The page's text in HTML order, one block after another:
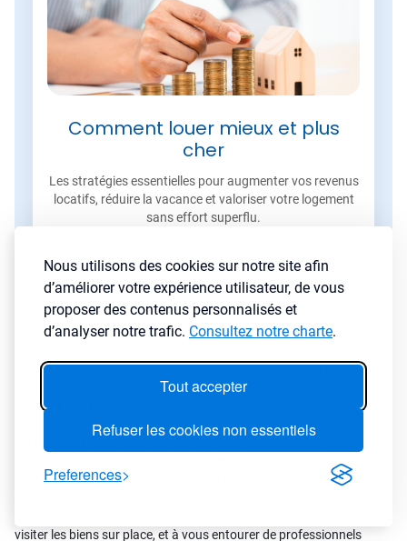
Nous utilisons des cookies sur notre site afin
d’améliorer votre expérience utilisateur, de vous
proposer des contenus personnalisés et
d’analyser notre trafic. Consultez notre charte.
Tout accepter
Refuser les cookies non essentiels
Preferences
Comment louer mieux et plus
cher
Les stratégies essentielles pour augmenter vos revenus
locatifs, réduire la vacance et valoriser votre logement
sans effort superflu.
actuelles du marché de Valence-en-Poitou : prix au m², tension
locative, profil de la population, dynamique démographique. Elles
reflètent les stratégies qui nous semblent les plus cohérentes avec
ces caractéristiques. Pour autant, chaque projet d'investissement
capacité d'emprunt, votre fiscalité, votre disponibilité pour la
gestion, vos objectifs à court ou long terme. D'autres stratégies que
visiter les biens sur place, et à vous entourer de professionnels